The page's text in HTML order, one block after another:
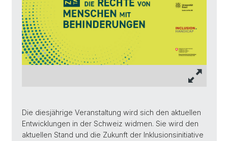
Die diesjährige Veranstaltung wird sich den aktuellen
Entwicklungen in der Schweiz widmen. Sie wird den
aktuellen Stand und die Zukunft der Inklusionsinitiative